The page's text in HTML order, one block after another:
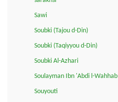
Sawi
Soubki (Tajou d-Din)
Soubki (Taqiyyou d-Din)
Soubki Al-Azhari
Soulayman Ibn 'Abdi l-Wahhab
Souyouti